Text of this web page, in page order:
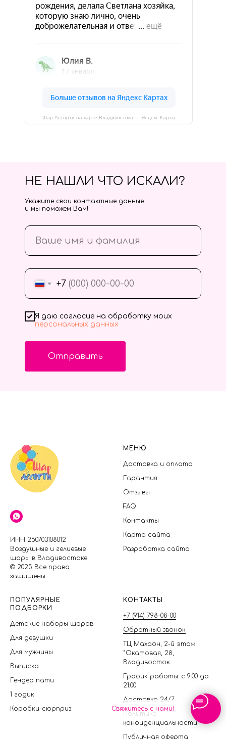
Свяжитесь с нами!
Шар Ассорти на карте Владивостока — Яндекс Карты
+7
Я даю согласие на обработку моих
персональных данных
Отправить
НЕ НАШЛИ ЧТО ИСКАЛИ?
Укажите свои контактные данные
и мы поможем Вам!
ИНН 250703108012
Воздушные и гелиевые
шары в Владивостоке
© 2025 Все права
защищены
МЕНЮ
Доставка и оплата
Гарантия
Отзывы
FAQ
Контакты
Карта сайта
Разработка сайта
П ОПУЛЯРНЫЕ
ПОДБОРКИ
Детские наборы шаров
Для девушки
Для мужчины
Выписка
Гендер пати
1 годик
Коробки-сюрприз
КОНТАКТЫ
+7 (914) 798-08-00
Обратный звонок
ТЦ Махаон, 2-й этаж
*Окатовая, 28,
Владивосток
График работы: с 9:00 до
21:00
Доставка 24/7
Политика
конфиденциальности
Публичная оферта